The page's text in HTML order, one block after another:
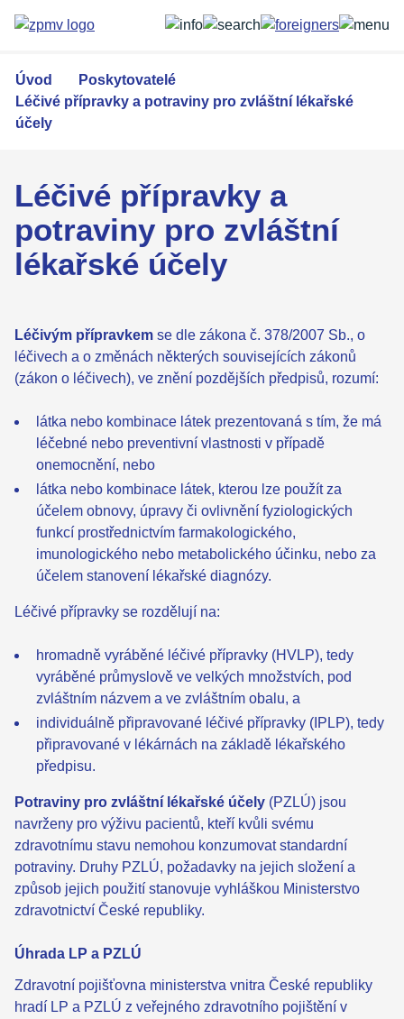
obsahu
Úvod
Poskytovatelé
Léčivé přípravky a potraviny pro zvláštní lékařské
účely
Léčivé přípravky a
potraviny pro zvláštní
lékařské účely
Léčivým přípravkem se dle zákona č. 378/2007 Sb., o
léčivech a o změnách některých souvisejících zákonů
(zákon o léčivech), ve znění pozdějších předpisů, rozumí:
látka nebo kombinace látek prezentovaná s tím, že má
léčebné nebo preventivní vlastnosti v případě
onemocnění, nebo
látka nebo kombinace látek, kterou lze použít za
účelem obnovy, úpravy či ovlivnění fyziologických
funkcí prostřednictvím farmakologického,
imunologického nebo metabolického účinku, nebo za
účelem stanovení lékařské diagnózy.
Léčivé přípravky se rozdělují na:
hromadně vyráběné léčivé přípravky (HVLP), tedy
vyráběné průmyslově ve velkých množstvích, pod
zvláštním názvem a ve zvláštním obalu, a
individuálně připravované léčivé přípravky (IPLP), tedy
připravované v lékárnách na základě lékařského
předpisu.
Potraviny pro zvláštní lékařské účely (PZLÚ) jsou
navrženy pro výživu pacientů, kteří kvůli svému
zdravotnímu stavu nemohou konzumovat standardní
potraviny. Druhy PZLÚ, požadavky na jejich složení a
způsob jejich použití stanovuje vyhláškou Ministerstvo
zdravotnictví České republiky.
Úhrada LP a PZLÚ
Zdravotní pojišťovna ministerstva vnitra České republiky
hradí LP a PZLÚ z veřejného zdravotního pojištění v